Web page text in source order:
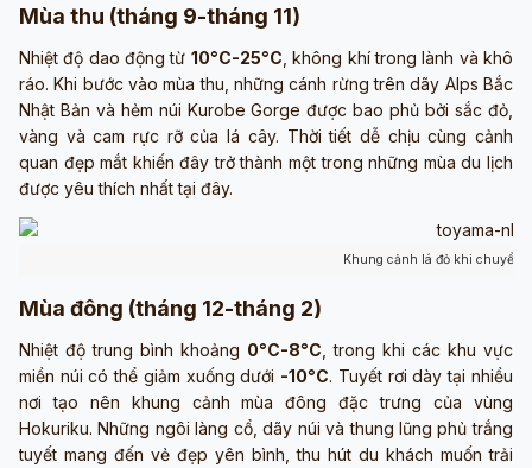
Mùa thu (tháng 9-tháng 11)
Nhiệt độ dao động từ 10°C-25°C , không khí trong lành và khô
ráo. Khi bước vào mùa thu, những cánh rừng trên dãy Alps Bắc
Nhật Bản và hẻm núi Kurobe Gorge được bao phủ bởi sắc đỏ,
vàng và cam rực rỡ của lá cây. Thời tiết dễ chịu cùng cảnh
quan đẹp mắt khiến đây trở thành một trong những mùa du lịch
được yêu thích nhất tại đây.
Khung cảnh lá đỏ khi chuyển
Mùa đông (tháng 12-tháng 2)
Nhiệt độ trung bình khoảng 0°C-8°C , trong khi các khu vực
miền núi có thể giảm xuống dưới -10°C. Tuyết rơi dày tại nhiều
nơi tạo nên khung cảnh mùa đông đặc trưng của vùng
Hokuriku. Những ngôi làng cổ, dãy núi và thung lũng phủ trắng
tuyết mang đến vẻ đẹp yên bình, thu hút du khách muốn trải